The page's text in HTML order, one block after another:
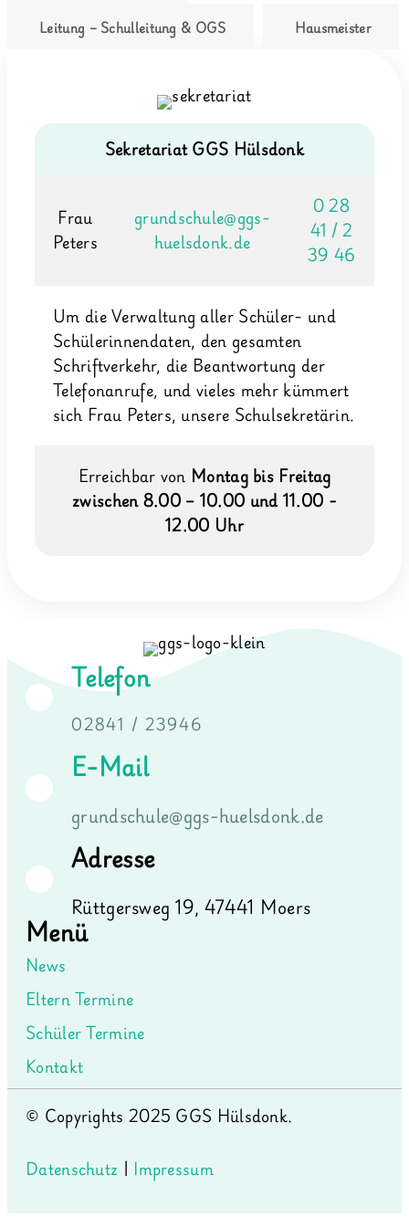
Leitung – Schulleitung & OGS Hausmeister
Sekretariat GGS Hülsdonk
Frau
Peters
grundschule@ggs-
huelsdonk.de
0 28
41 / 2
39 46
Um die Verwaltung aller Schüler- und
Schülerinnendaten, den gesamten
Schriftverkehr, die Beantwortung der
Telefonanrufe, und vieles mehr kümmert
sich Frau Peters, unsere Schulsekretärin.
Erreichbar von Montag bis Freitag
zwischen 8.00 – 10.00 und 11.00 -
12.00 Uhr
Telefon
02841 / 23946
E-Mail
grundschule@ggs-huelsdonk.de
Adresse
Rüttgersweg 19, 47441 Moers
Menü
News
Eltern Termine
Schüler Termine
Kontakt
© Copyrights 2025 GGS Hülsdonk.
Datenschutz | Impressum